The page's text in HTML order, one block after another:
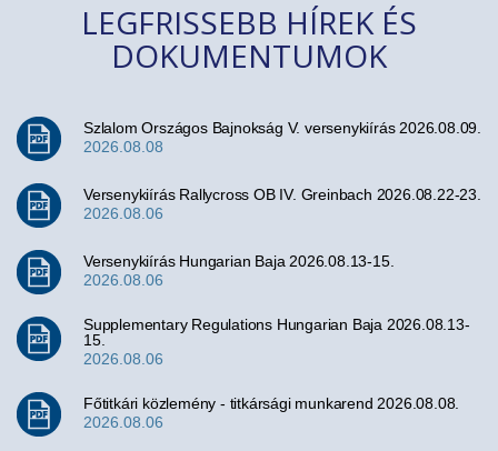
LEGFRISSEBB HÍREK ÉS
DOKUMENTUMOK
Szlalom Országos Bajnokság V. versenykiírás 2026.08.09.
2026.08.08
Versenykiírás Rallycross OB IV. Greinbach 2026.08.22-23.
2026.08.06
Versenykiírás Hungarian Baja 2026.08.13-15.
2026.08.06
Supplementary Regulations Hungarian Baja 2026.08.13-
15.
2026.08.06
Főtitkári közlemény - titkársági munkarend 2026.08.08.
2026.08.06